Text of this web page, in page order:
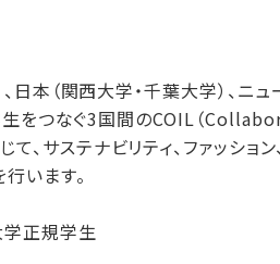
本（関西大学・千葉大学）、ニュ
つなぐ3国間のCOIL（
ステナビリティ、ファッション
います。
学正規学生